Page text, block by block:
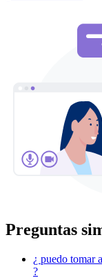
Preguntas
¿ puedo tomar
?